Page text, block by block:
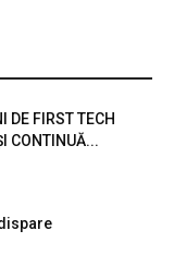
DE FIRST TECH
CONTINUĂ...